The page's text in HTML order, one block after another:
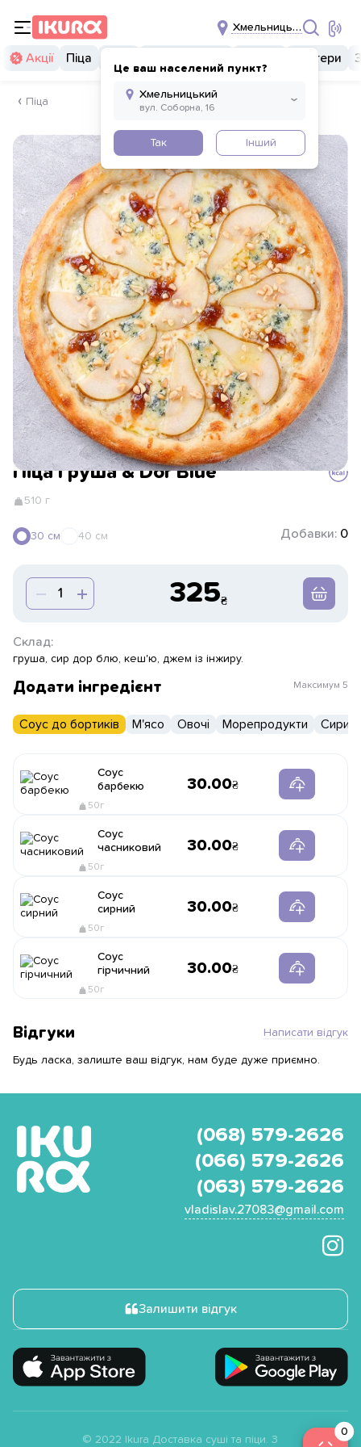
Хмельницький
Це ваш населений пункт?
Так Інший
Акції Піца Бургери
Піца
Піца Груша & Dor Blue
510 г
30 см 40 см Добавки: 0
325
Склад:
груша, сир дор блю, кеш'ю, джем із інжиру.
Додати інгредієнт Максимум 5
Соус до бортиків М'ясо Овочі Морепродукти Сири
Соус
барбекю
50г
30.00
Соус
часниковий
50г
30.00
Соус
сирний
50г
30.00
Соус
гірчичний
50г
30.00
Відгуки Написати відгук
Будь ласка, залиште ваш відгук, нам буде дуже приємно.
(068) 579-2626
(066) 579-2626
(063) 579-2626
vladislav.27083@gmail.com
Залишити відгук
© 2022 Ikura Доставка суші та піци. З